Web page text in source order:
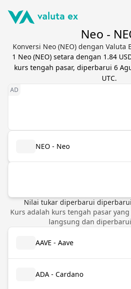
Neo -
Konversi Neo (NEO) dengan Valuta
1 Neo (NEO) setara dengan 1.84
kurs tengah pasar, diperbarui 6
UTC.
NEO - Neo
Nilai tukar diperbarui diperbarui
Kurs adalah kurs tengah pasar
langsung dan
AAVE - Aave
ADA - Cardano